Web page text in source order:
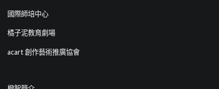
國際師培中心
橘子泥教育劇場
acart 創作藝術推廣協會